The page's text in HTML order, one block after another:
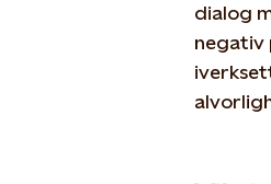
dialog
negativ